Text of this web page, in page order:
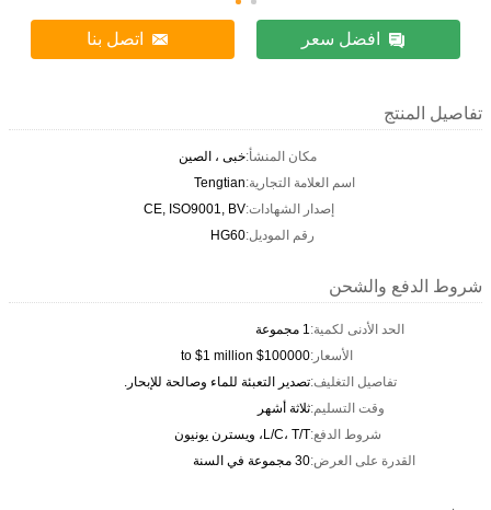
افضل سعر اتصل بنا
تفاصيل المنتج
مكان المنشأ:خبى ، الصين
اسم العلامة التجارية:Tengtian
إصدار الشهادات:CE, ISO9001, BV
رقم الموديل:HG60
شروط الدفع والشحن
الحد الأدنى لكمية:1 مجموعة
الأسعار:$100000 to $1 million
تفاصيل التغليف:تصدير التعبئة للماء وصالحة للإبحار.
وقت التسليم:ثلاثة أشهر
شروط الدفع:L/C، T/T، ويسترن يونيون
القدرة على العرض:30 مجموعة في السنة